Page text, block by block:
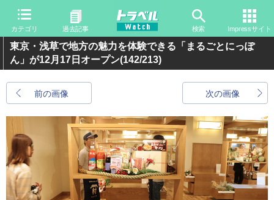
カテゴリ 過去記事 検索 Impressサイト
東京・浅草で地方の魅力を体験できる「まるごとにっぽ
ん」が12月17日オープン(142/213)
前の画像 次の画像